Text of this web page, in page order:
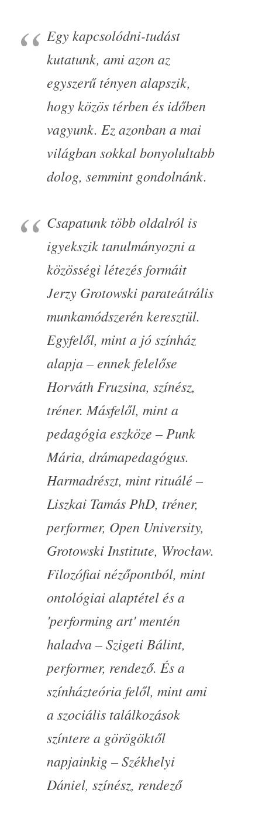
Egy kapcsolódni-tudást
kutatunk, ami azon az
egyszerű tényen alapszik,
hogy közös térben és időben
vagyunk. Ez azonban a mai
világban sokkal bonyolultabb
dolog, semmint gondolnánk.
Csapatunk több oldalról is
igyekszik tanulmányozni a
közösségi létezés formáit
Jerzy Grotowski parateátrális
munkamódszerén keresztül.
Egyfelől, mint a jó színház
alapja – ennek felelőse
Horváth Fruzsina, színész,
tréner. Másfelől, mint a
pedagógia eszköze – Punk
Mária, drámapedagógus.
Harmadrészt, mint rituálé –
Liszkai Tamás PhD, tréner,
performer, Open University,
Grotowski Institute, Wrocław.
Filozófiai nézőpontból, mint
ontológiai alaptétel és a
'performing art' mentén
haladva – Szigeti Bálint,
performer, rendező. És a
színházteória felől, mint ami
a szociális találkozások
színtere a görögöktől
napjainkig – Székhelyi
Dániel, színész, rendező